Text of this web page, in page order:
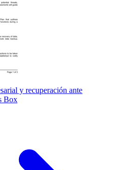
y recuperación ante
Box